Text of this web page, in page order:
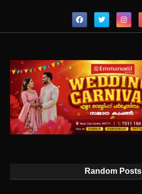
Random Posts